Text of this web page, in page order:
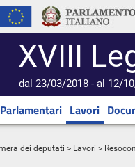
XVIII
dal 23/03/2018 - al 12/
Lavori
dei deputati > Lavori >